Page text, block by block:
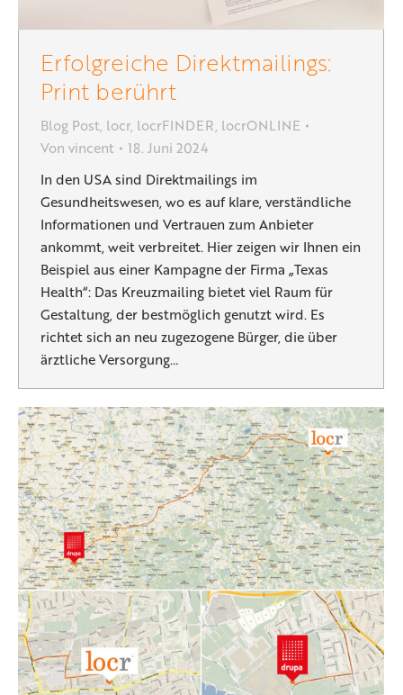
Erfolgreiche Direktmailings:
Print berührt
Blog Post, locr, locrFINDER, locrONLINE
Von vincent
18. Juni 2024
In den USA sind Direktmailings im
Gesundheitswesen, wo es auf klare, verständliche
Informationen und Vertrauen zum Anbieter
ankommt, weit verbreitet. Hier zeigen wir Ihnen ein
Beispiel aus einer Kampagne der Firma „Texas
Health“: Das Kreuzmailing bietet viel Raum für
Gestaltung, der bestmöglich genutzt wird. Es
richtet sich an neu zugezogene Bürger, die über
ärztliche Versorgung…